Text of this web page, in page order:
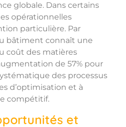
globale. Dans certains
opérationnelles
particulière. Par
bâtiment connaît une
coût des matières
de 57% pour
des processus
d’optimisation et à
compétitif.
et